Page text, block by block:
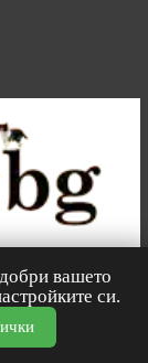
0
вашето
си.